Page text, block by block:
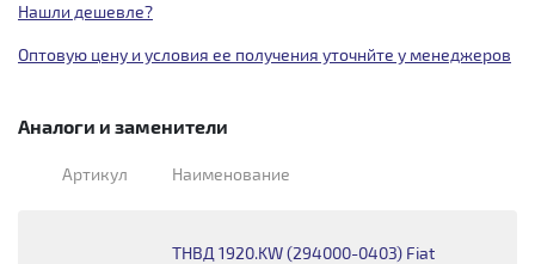
Нашли дешевле?
Оптовую цену и условия ее получения уточнйте у менеджеров
Аналоги и заменители
Артикул Наименование
ТНВД 1920.KW (294000-0403) Fiat